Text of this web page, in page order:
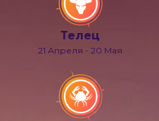
Телец
21 Апреля - 20 Мая